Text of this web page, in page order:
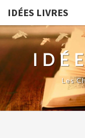
IDÉES LIVRES
Les